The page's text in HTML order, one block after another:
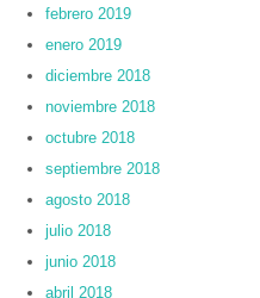
febrero 2019
enero 2019
diciembre 2018
noviembre 2018
octubre 2018
septiembre 2018
agosto 2018
julio 2018
junio 2018
abril 2018